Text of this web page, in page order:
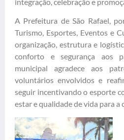
A Prefeitura de São Rafael,
Turismo, Esportes, Eventos e
organização, estrutura e
conforto e segurança aos
municipal agradece aos
voluntários envolvidos e
seguir incentivando o esporte
estar e qualidade de vida para a